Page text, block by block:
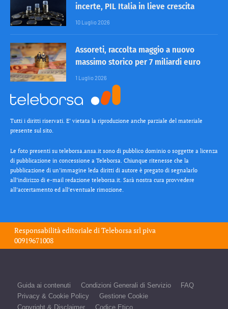
incerte, PIL Italia in lieve crescita
10 Luglio 2026
Assoreti, raccolta maggio a nuovo
massimo storico per 7 miliardi euro
1 Luglio 2026
Tutti i diritti riservati. E’ vietata la riproduzione anche parziale del materiale
presente sul sito.
Le foto presenti su teleborsa.ansa.it sono di pubblico dominio o soggette a licenza
di pubblicazione in concessione a Teleborsa. Chiunque ritenesse che la
pubblicazione di un’immagine leda diritti di autore è pregato di segnalarlo
all’indirizzo di e-mail redazione teleborsa.it. Sarà nostra cura provvedere
all’accertamento ed all’eventuale rimozione.
Responsabilità editoriale diTeleborsa srl piva
00919671008
Guida ai contenuti Condizioni Generali di Servizio
FAQ
Privacy & Cookie Policy
Gestione Cookie
Copyright & Disclaimer
Codice Etico